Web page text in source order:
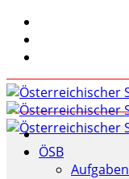
ÖSB
Aufgaben